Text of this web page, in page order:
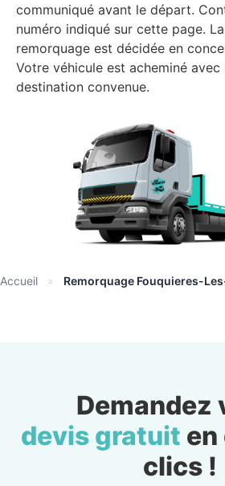
communiqué avant le départ.
numéro indiqué sur cette page.
remorquage est décidée en
Votre véhicule est acheminé avec
destination convenue.
Accueil » Remorquage Fouquieres-
Demandez
devis gratuit en
clics !